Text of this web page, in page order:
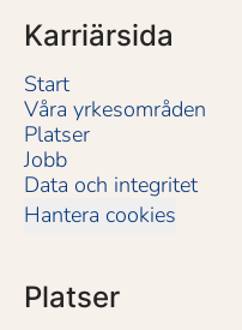
Karriärsida
Start
Våra yrkesområden
Platser
Jobb
Data och integritet
Hantera cookies
Platser